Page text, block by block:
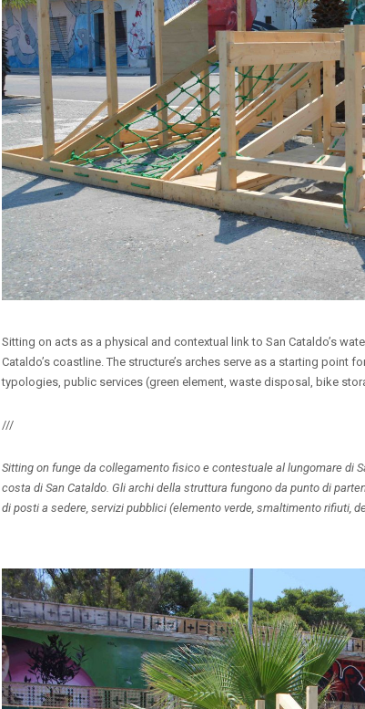
Sitting on acts as a physical and contextual link to San Cataldo’s
Cataldo’s coastline. The structure’s arches serve as a starting
typologies, public services (green element, waste disposal, bike
///
Sitting on funge da collegamento fisico e contestuale al lungomare di
costa di San Cataldo. Gli archi della struttura fungono da punto di
di posti a sedere, servizi pubblici (elemento verde, smaltimento rifiuti,